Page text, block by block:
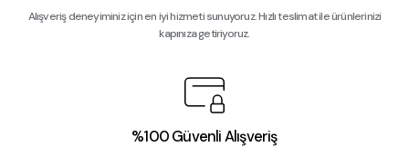
Alışveriş deneyiminiz için en iyi hizmeti sunuyoruz. Hızlı teslimat ile ürünlerinizi
kapınıza getiriyoruz.
%100 Güvenli Alışveriş